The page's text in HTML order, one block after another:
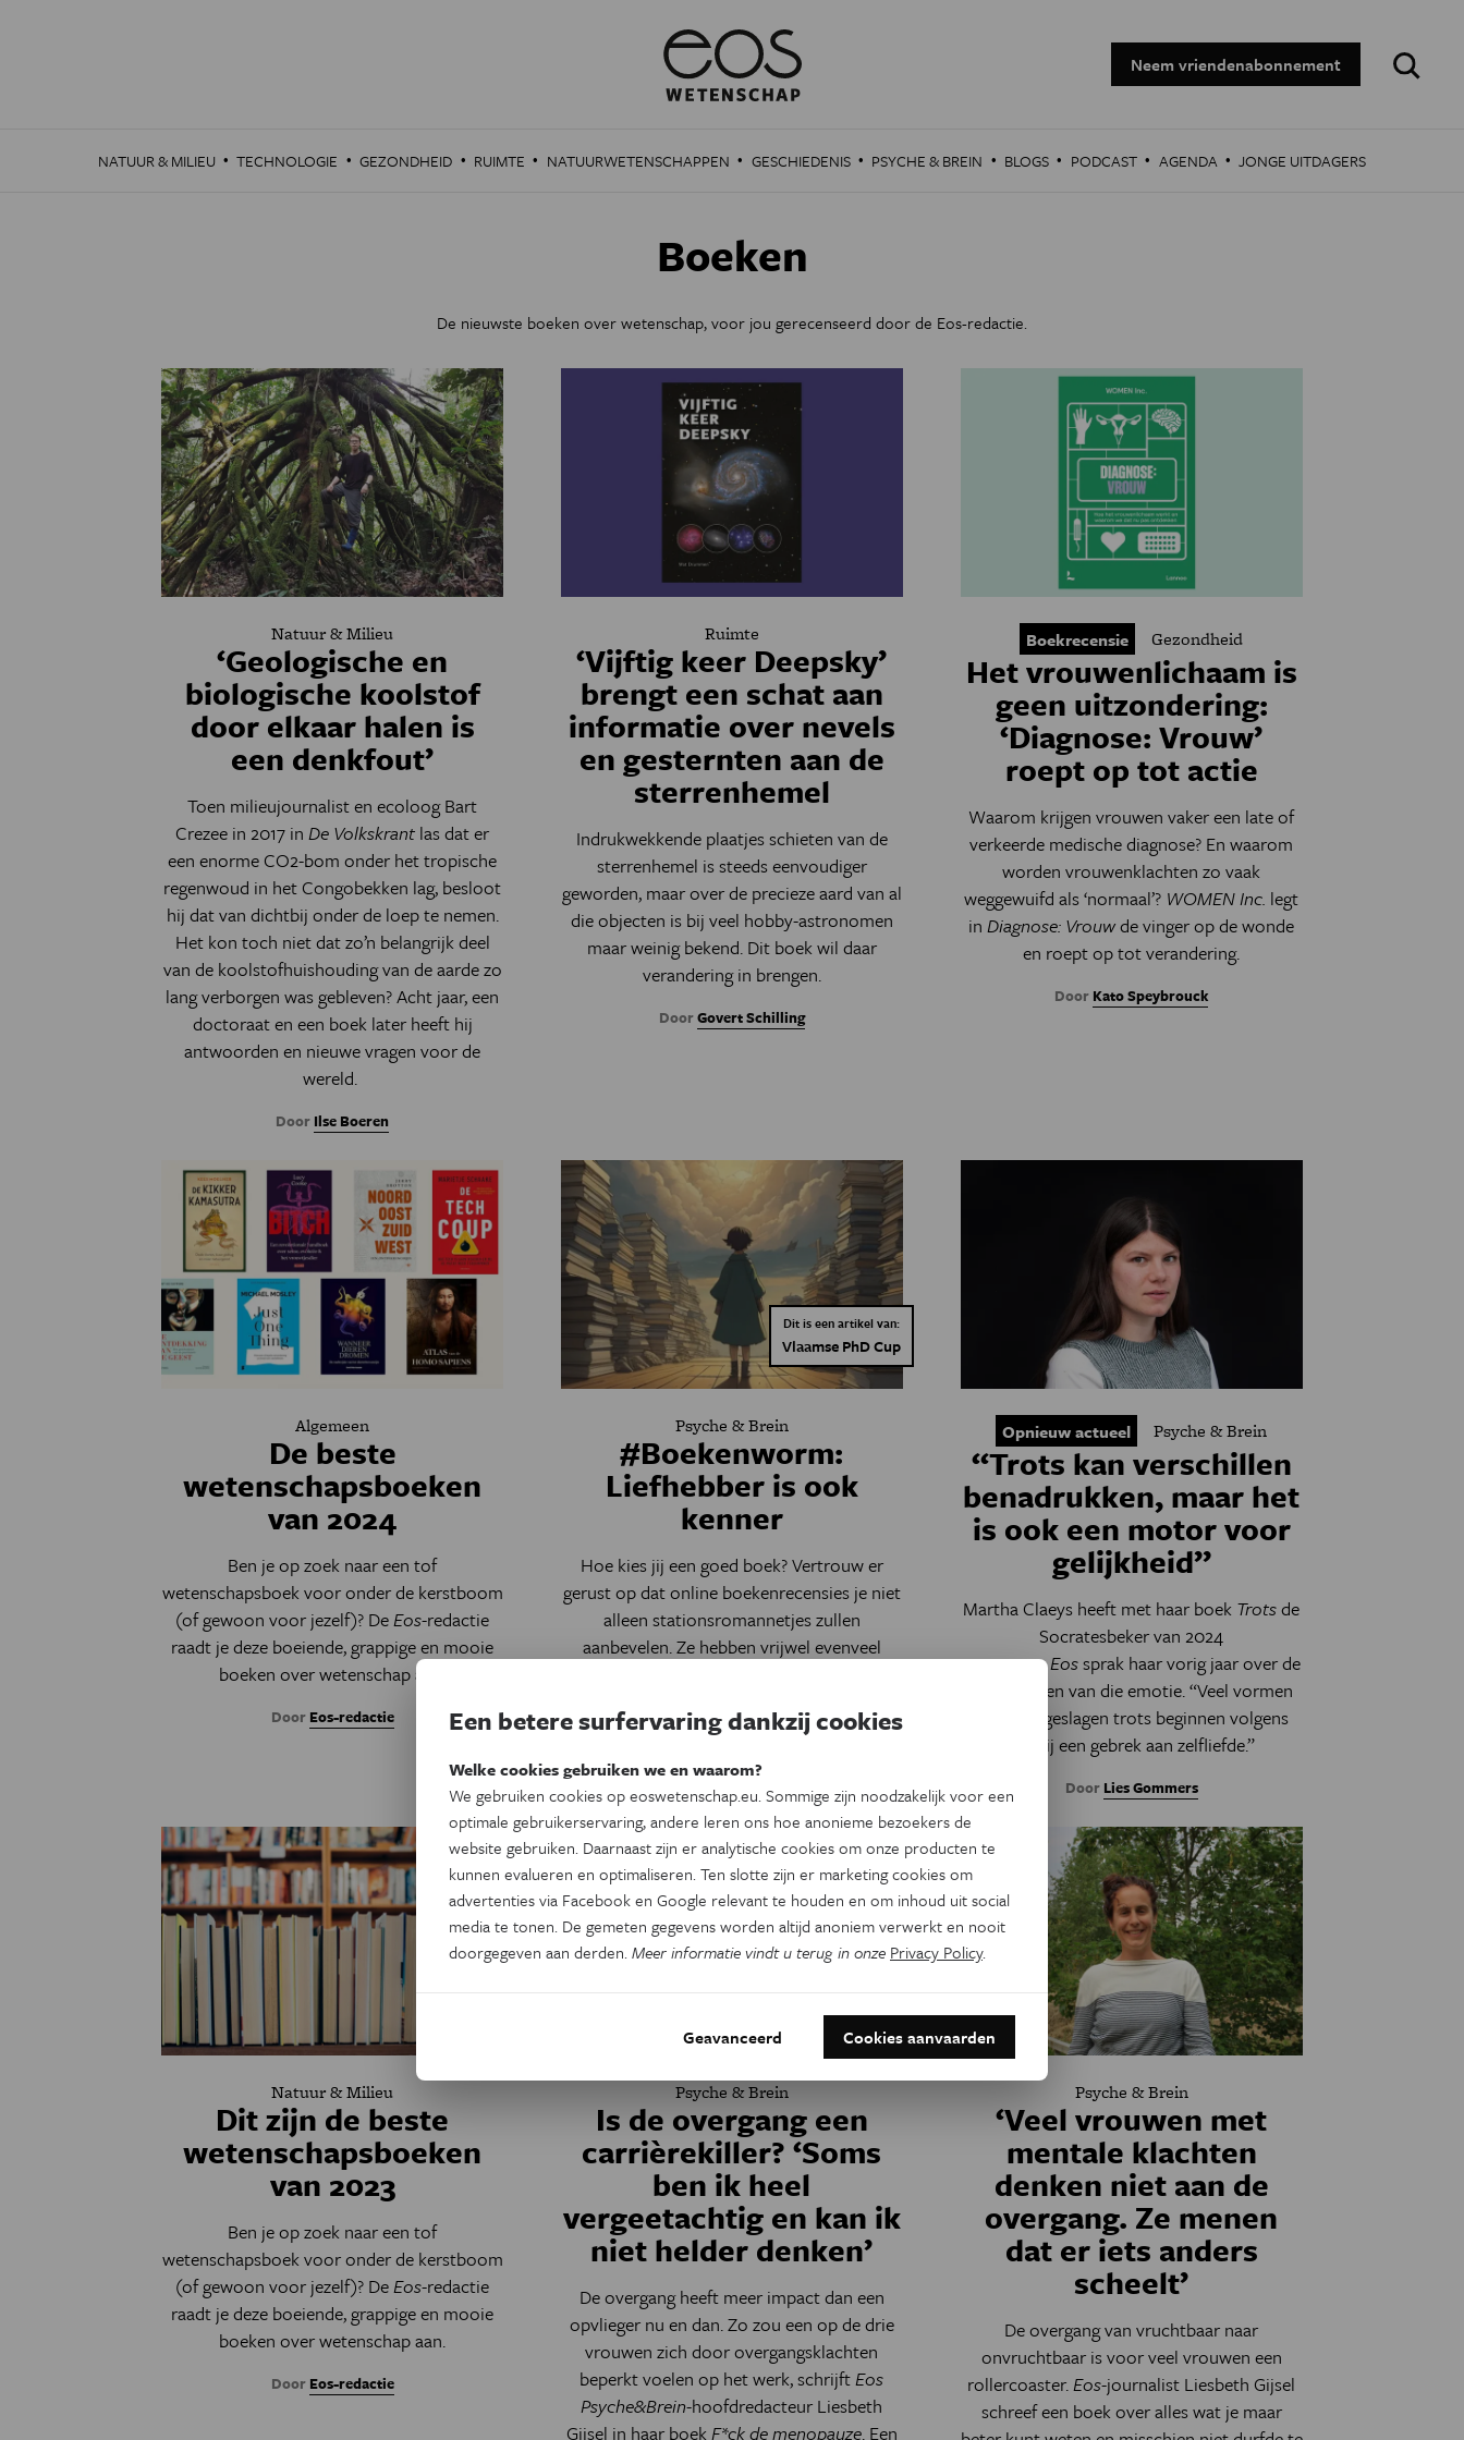
Neem vriendenabonnement
Zoeken:
NATUUR & MILIEU · TECHNOLOGIE · GEZONDHEID · RUIMTE · NATUURWETENSCHAPPEN · GESCHIEDENIS · PSYCHE & BREIN · BLOGS · PODCAST · AGENDA · JONGE UITDAGERS
Boeken
De nieuwste boeken over wetenschap, voor jou gerecenseerd door de Eos-redactie.
Natuur & Milieu
‘Geologische en
biologische koolstof
door elkaar halen is
een denkfout’
Toen milieujournalist en ecoloog Bart
Crezee in 2017 inDe Volkskrant las dat er
een enorme CO2-bom onder het tropische
regenwoud in het Congobekken lag, besloot
hij dat van dichtbij onder de loep te nemen.
Het kon toch niet dat zo’n belangrijk deel
van de koolstofhuishouding van de aarde zo
lang verborgen was gebleven? Acht jaar, een
doctoraat en een boek later heeft hij
antwoorden en nieuwe vragen voor de
wereld.
Door Ilse Boeren
Ruimte
‘Vijftig keer Deepsky’
brengt een schat aan
informatie over nevels
en gesternten aan de
sterrenhemel
Indrukwekkende plaatjes schieten van de
sterrenhemel is steeds eenvoudiger
geworden, maar over de precieze aard van al
die objecten is bij veel hobby-astronomen
maar weinig bekend. Dit boek wil daar
verandering in brengen.
DoorGovert Schilling
Boekrecensie Gezondheid
Het vrouwenlichaam is
geen uitzondering:
‘Diagnose: Vrouw’
roept op tot actie
Waarom krijgen vrouwen vaker een late of
verkeerde medische diagnose? En waarom
worden vrouwenklachten zo vaak
weggewuifd als ‘normaal’? WOMEN Inc. legt
inDiagnose: Vrouwde vinger op de wonde
en roept op tot verandering.
Door Kato Speybrouck
Algemeen
De beste
wetenschapsboeken
van 2024
Ben je op zoek naar een tof
wetenschapsboek voor onder de kerstboom
(of gewoon voor jezelf)? DeEos-redactie
raadt je deze boeiende, grappige en mooie
boeken over wetenschap aan.
Door Eos-redactie
Dit is een artikel van:
Vlaamse PhD Cup
Psyche & Brein
#Boekenworm:
Liefhebber is ook
kenner
Hoe kies jij een goed boek? Vertrouw er
gerust op dat online boekenrecensies je niet
alleen stationsromannetjes zullen
aanbevelen. Ze hebben vrijwel evenveel
Opnieuw actueel Psyche & Brein
“Trots kan verschillen
benadrukken, maar het
is ook een motor voor
gelijkheid”
Martha Claeys heeft met haar boek Trotsde
Socratesbeker van 2024
gewonnen.Eossprak haar vorig jaar over de
twee kanten van die emotie. “Veel vormen
van doorgeslagen trots beginnen volgens
mij bij een gebrek aan zelfliefde.”
Door Lies Gommers
Natuur & Milieu
Dit zijn de beste
wetenschapsboeken
van 2023
Ben je op zoek naar een tof
wetenschapsboek voor onder de kerstboom
(of gewoon voor jezelf)? DeEos-redactie
raadt je deze boeiende, grappige en mooie
boeken over wetenschap aan.
Door Eos-redactie
Psyche & Brein
Is de overgang een
carrièrekiller? ‘Soms
ben ik heel
vergeetachtig en kan ik
niet helder denken’
De overgang heeft meer impact dan een
opvlieger nu en dan. Zo zou een op de drie
vrouwen zich door overgangsklachten
beperkt voelen op het werk, schrijftEos
Psyche&Brein-hoofdredacteur Liesbeth
Gijsel in haar boekF*ck de menopauze. Een
Psyche & Brein
‘Veel vrouwen met
mentale klachten
denken niet aan de
overgang. Ze menen
dat er iets anders
scheelt’
De overgang van vruchtbaar naar
onvruchtbaar is voor veel vrouwen een
rollercoaster.Eos-journalist Liesbeth Gijsel
schreef een boek over alles wat je maar
Een betere surfervaring dankzij cookies
Welke cookies gebruiken we en waarom?
We gebruiken cookies op eoswetenschap.eu. Sommige zijn noodzakelijk voor een
optimale gebruikerservaring, andere leren ons hoe anonieme bezoekers de
website gebruiken. Daarnaast zijn er analytische cookies om onze producten te
kunnen evalueren en optimaliseren. Ten slotte zijn er marketing cookies om
advertenties via Facebook en Google relevant te houden en om inhoud uit social
media te tonen. De gemeten gegevens worden altijd anoniem verwerkt en nooit
doorgegeven aan derden.Meer informatie vindt u terug in onze Privacy Policy.
Geavanceerd Cookies aanvaarden